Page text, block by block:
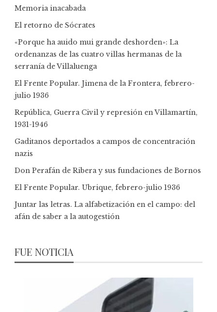
Memoria inacabada
El retorno de Sócrates
«Porque ha auido mui grande deshorden»: La
ordenanzas de las cuatro villas hermanas de la
serranía de Villaluenga
El Frente Popular. Jimena de la Frontera, febrero-
julio 1936
República, Guerra Civil y represión en Villamartín,
1931-1946
Gaditanos deportados a campos de concentración
nazis
Don Perafán de Ribera y sus fundaciones de Bornos
El Frente Popular. Ubrique, febrero-julio 1936
Juntar las letras. La alfabetización en el campo: del
afán de saber a la autogestión
FUE NOTICIA